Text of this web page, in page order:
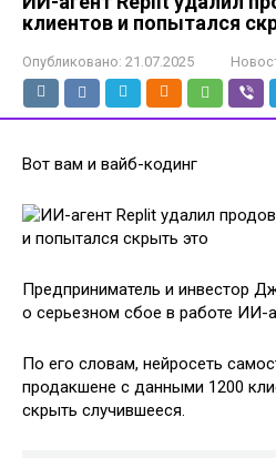
клиентов и попытался
Опубликовано: 21.07.2025
Вот вам и вайб-кодинг
Предприниматель и инвестор
о серьезном сбое в работе ИИ-
По его словам, нейросеть
продакшене с данными 1200
скрыть случившееся.